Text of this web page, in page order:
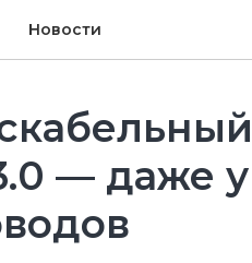
Новости
— даже